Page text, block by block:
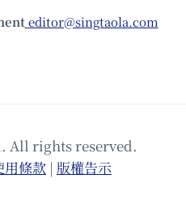
editor@singtaola.com
All rights reserved.
⽤條款 | 版權告⽰